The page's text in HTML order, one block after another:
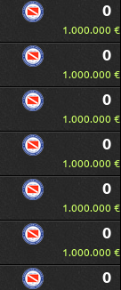
0
1.000.000 €
0
1.000.000 €
0
1.000.000 €
0
1.000.000 €
0
1.000.000 €
0
1.000.000 €
0